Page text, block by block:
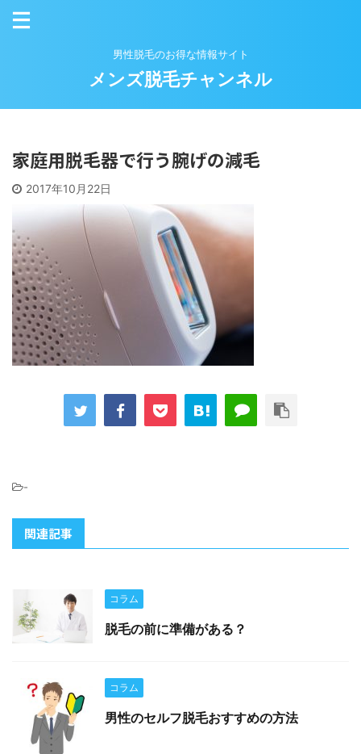
男性脱毛のお得な情報サイト
メンズ脱毛チャンネル
家庭用脱毛器で行う腕げの減毛
2017年10月22日
-
関連記事
コラム
脱毛の前に準備がある？
コラム
男性のセルフ脱毛おすすめの方法